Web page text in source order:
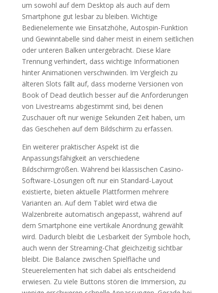
um sowohl auf dem Desktop als auch auf dem
Smartphone gut lesbar zu bleiben. Wichtige
Bedienelemente wie Einsatzhöhe, Autospin-Funktion
und Gewinntabelle sind daher meist in einem seitlichen
oder unteren Balken untergebracht. Diese klare
Trennung verhindert, dass wichtige Informationen
hinter Animationen verschwinden. Im Vergleich zu
älteren Slots fällt auf, dass moderne Versionen von
Book of Dead deutlich besser auf die Anforderungen
von Livestreams abgestimmt sind, bei denen
Zuschauer oft nur wenige Sekunden Zeit haben, um
das Geschehen auf dem Bildschirm zu erfassen.
Ein weiterer praktischer Aspekt ist die
Anpassungsfähigkeit an verschiedene
Bildschirmgrößen. Während bei klassischen Casino-
Software-Lösungen oft nur ein Standard-Layout
existierte, bieten aktuelle Plattformen mehrere
Varianten an. Auf dem Tablet wird etwa die
Walzenbreite automatisch angepasst, während auf
dem Smartphone eine vertikale Anordnung gewählt
wird. Dadurch bleibt die Lesbarkeit der Symbole hoch,
auch wenn der Streaming-Chat gleichzeitig sichtbar
bleibt. Die Balance zwischen Spielfläche und
Steuerelementen hat sich dabei als entscheidend
erwiesen. Zu viele Buttons stören die Immersion, zu